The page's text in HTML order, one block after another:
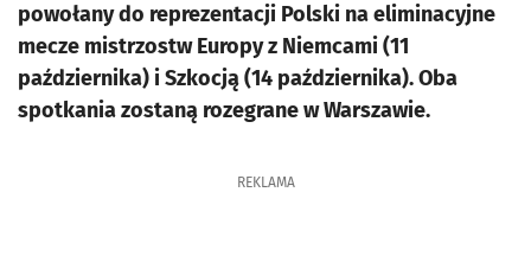
powołany do reprezentacji Polski na eliminacyjne
mecze mistrzostw Europy z Niemcami (11
października) i Szkocją (14 października). Oba
spotkania zostaną rozegrane w Warszawie.
REKLAMA